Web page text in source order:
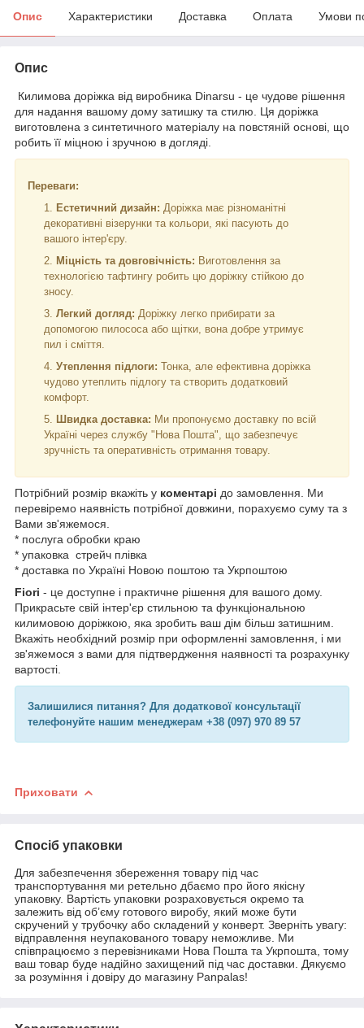
Опис Характеристики Доставка Оплата Умови
Опис
Килимова доріжка від виробника Dinarsu - це чудове рішення
для надання вашому дому затишку та стилю. Ця доріжка
виготовлена з синтетичного матеріалу на повстяній основі, що
робить її міцною і зручною в догляді.
Переваги:
Естетичний дизайн: Доріжка має різноманітні
декоративні візерунки та кольори, які пасують до
вашого інтер'єру.
Міцність та довговічність: Виготовлення за
технологією тафтингу робить цю доріжку стійкою до
зносу.
Легкий догляд: Доріжку легко прибирати за
допомогою пилососа або щітки, вона добре утримує
пил і сміття.
Утеплення підлоги: Тонка, але ефективна доріжка
чудово утеплить підлогу та створить додатковий
комфорт.
Швидка доставка: Ми пропонуємо доставку по всій
Україні через службу "Нова Пошта", що забезпечує
зручність та оперативність отримання товару.
Потрібний розмір вкажіть у коментарі до замовлення. Ми
перевіремо наявність потрібної довжини, порахуємо суму та з
Вами зв'яжемося.
* послуга обробки краю
* упаковка стрейч плівка
* доставка по Україні Новою поштою та Укрпоштою
Fiori - це доступне і практичне рішення для вашого дому.
Прикрасьте свій інтер'єр стильною та функціональною
килимовою доріжкою, яка зробить ваш дім більш затишним.
Вкажіть необхідний розмір при оформленні замовлення, і ми
зв'яжемося з вами для підтвердження наявності та розрахунку
вартості.
Залишилися питання? Для додаткової консультації
телефонуйте нашим менеджерам +38 (097) 970 89 57
Приховати
Спосіб упаковки
Для забезпечення збереження товару під час
транспортування ми ретельно дбаємо про його якісну
упаковку. Вартість упаковки розраховується окремо та
залежить від об’єму готового виробу, який може бути
скручений у трубочку або складений у конверт. Зверніть увагу:
відправлення неупакованого товару неможливе. Ми
співпрацюємо з перевізниками Нова Пошта та Укрпошта, тому
ваш товар буде надійно захищений під час доставки. Дякуємо
за розуміння і довіру до магазину Panpalas!